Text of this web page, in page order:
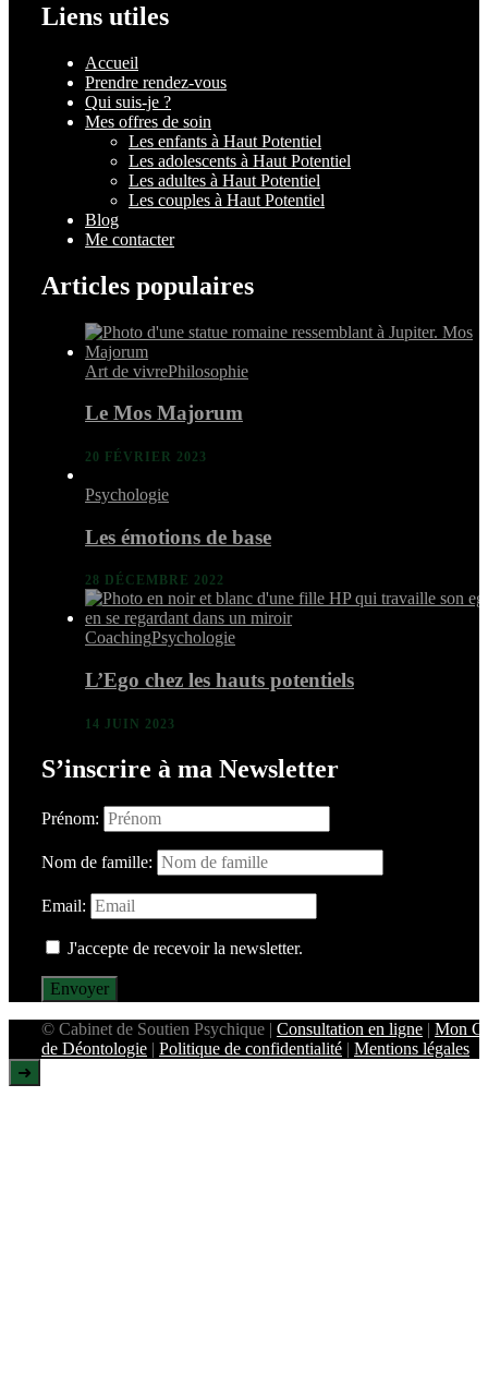
Liens utiles
Accueil
Prendre rendez-vous
Qui suis-je ?
Mes offres de soin
Les enfants à Haut Potentiel
Les adolescents à Haut Potentiel
Les adultes à Haut Potentiel
Les couples à Haut Potentiel
Blog
Me contacter
Articles populaires
Art de vivrePhilosophie
Le Mos Majorum
20 FÉVRIER 2023
Psychologie
Les émotions de base
28 DÉCEMBRE 2022
CoachingPsychologie
L’Ego chez les hauts potentiels
14 JUIN 2023
S’inscrire à ma Newsletter
Prénom:
Nom de famille:
Email:
J'accepte de recevoir la newsletter.
Envoyer
© Cabinet de Soutien Psychique | Consultation en ligne | Mon
de Déontologie | Politique de confidentialité | Mentions légales
➜